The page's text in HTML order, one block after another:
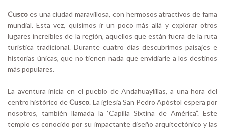
Cusco es una ciudad maravillosa, con hermosos atractivos de fama
mundial. Esta vez, quisimos ir un poco más allá y explorar otros
lugares increíbles de la región, aquellos que están fuera de la ruta
turística tradicional. Durante cuatro días descubrimos paisajes e
historias únicas, que no tienen nada que envidiarle a los destinos
más populares.
La aventura inicia en el pueblo de Andahuaylillas, a una hora del
centro histórico deCusco. La iglesia San Pedro Apóstol espera por
nosotros, también llamada la ‘Capilla Sixtina de América”. Este
templo es conocido por su impactante diseño arquitectónico y las